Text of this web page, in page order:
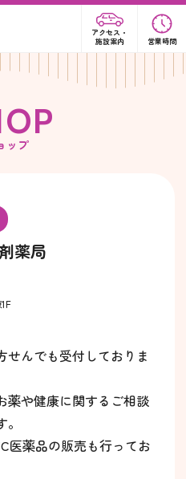
アクセス・
施設案内
営業時間
OP
ップ
薬局
せんでも受付しておりま
薬や健康に関するご相談
医薬品の販売も行ってお